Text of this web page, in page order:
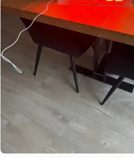
De View Bell-serie bestaat uit
vlammenbeeld.
Dankzij de uitgebreide keuze aan
geschikte
haard te vinden